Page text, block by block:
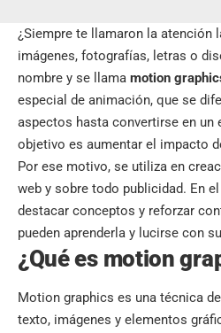
¿Siempre te llamaron la atención
imágenes, fotografías, letras o
nombre y se llama motion
especial de animación, que se
aspectos hasta convertirse en
objetivo es aumentar el impacto
Por ese motivo, se utiliza en
web y sobre todo publicidad. En
destacar conceptos y reforzar
pueden aprenderla y lucirse con
¿Qué es motion
Motion graphics es una técnica
texto, imágenes y elementos